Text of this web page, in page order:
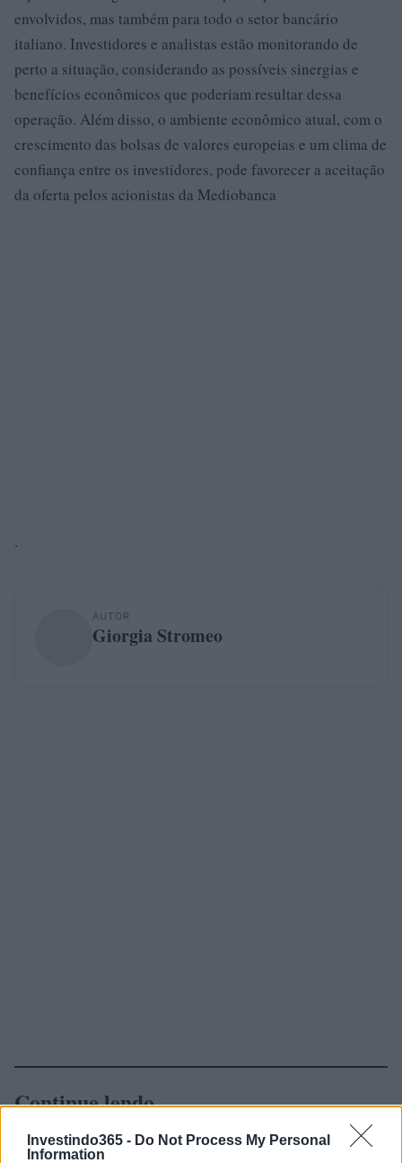
Investindo365 - Do Not Process My Personal
Information
envolvidos, mas também para todo o setor bancário
italiano. Investidores e analistas estão monitorando de
perto a situação, considerando as possíveis sinergias e
benefícios econômicos que poderiam resultar dessa
operação. Além disso, o ambiente econômico atual, com o
crescimento das bolsas de valores europeias e um clima de
confiança entre os investidores, pode favorecer a aceitação
da oferta pelos acionistas da Mediobanca
.
AUTOR
Giorgia Stromeo
Continue lendo
FINANÇA